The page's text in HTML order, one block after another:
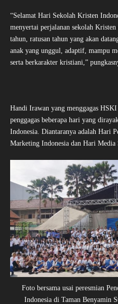
“Selamat Hari Sekolah Kristen
menyertai perjalanan sekolah
tahun, ratusan tahun yang akan
anak yang unggul, adaptif, mampu
serta berkarakter kristiani,”
Handi Irawan yang menggagas
penggagas beberapa hari yang
Indonesia. Diantaranya adalah Hari
Marketing Indonesia dan Hari Media
Foto bersama usai peresmian
Indonesia di Taman Benyamin